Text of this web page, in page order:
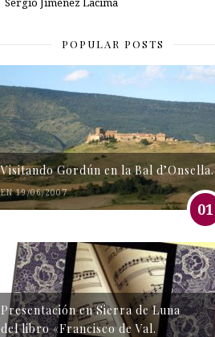
Sergio Jiménez Lacima
POPULAR POSTS
Visitando Gordún en la Bal d’Onsella.
EN 19/06/2007
01
Presentación en Sierra de Luna
del libro «Francisco de Val.